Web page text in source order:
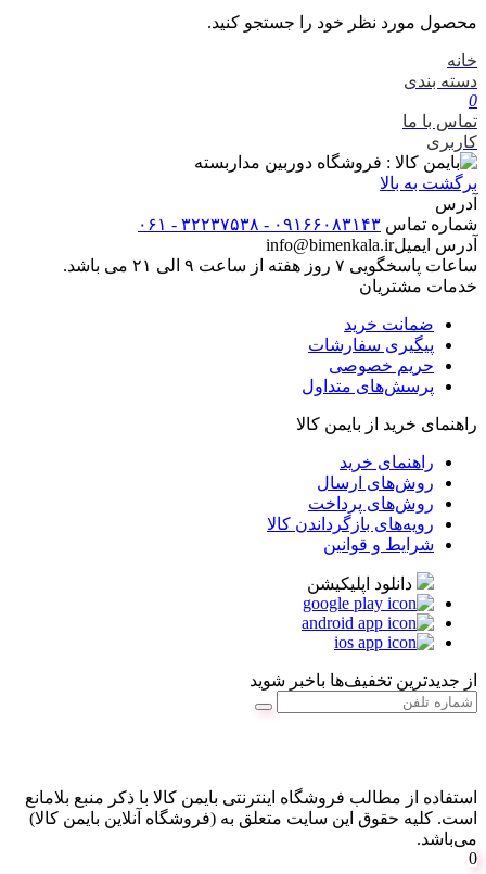
محصول مورد نظر خود را جستجو کنید.
خانه
دسته بندی
0
تماس با ما
کاربری
برگشت به بالا
آدرس
شماره تماس ۰۹۱۶۶۰۸۳۱۴۳ - ۳۲۲۳۷۵۳۸ - ۰۶۱
آدرس ایمیلinfo@bimenkala.ir
ساعات پاسخگویی ۷ روز هفته از ساعت ۹ الی ۲۱ می باشد.
خدمات مشتریان
ضمانت خرید
پیگیری سفارشات
حریم خصوصی
پرسش‌های متداول
راهنمای خرید از بایمن کالا
راهنمای خرید
روش‌های ارسال
روش‌های پرداخت
رویه‌های بازگرداندن کالا
شرایط و قوانین
دانلود اپلیکیشن
از جدیدترین تخفیف‌ها باخبر شوید
استفاده از مطالب فروشگاه اینترنتی بایمن کالا با ذکر منبع بلامانع
است. کليه حقوق اين سايت متعلق به (فروشگاه آنلاین بایمن کالا)
می‌باشد.
0